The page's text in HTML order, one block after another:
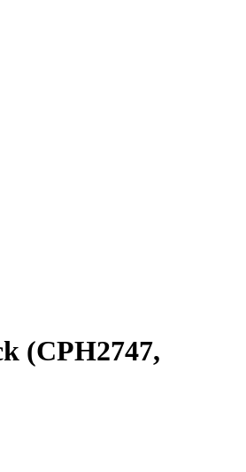
(CPH2747,